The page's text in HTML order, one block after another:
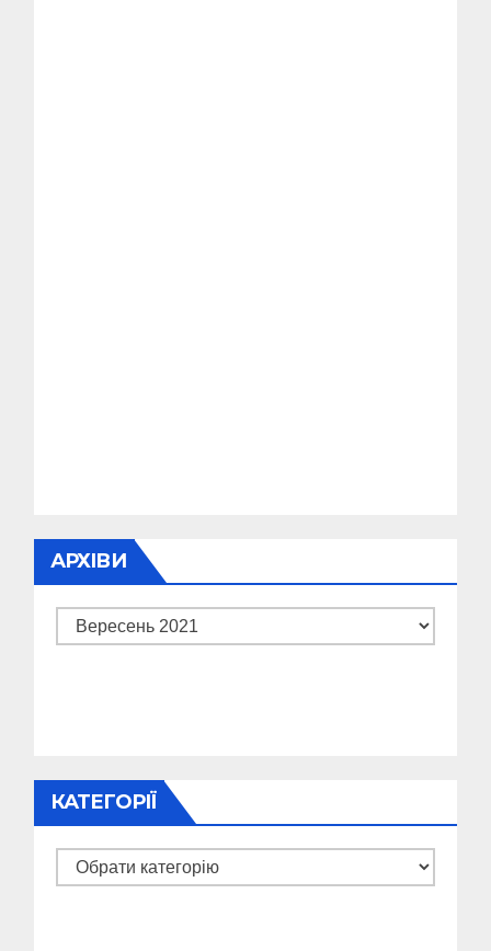
АРХІВИ
Архіви
КАТЕГОРІЇ
Категорії